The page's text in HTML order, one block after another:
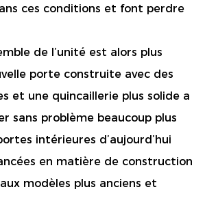
ces conditions et font perdre
de l’unité est alors plus
porte construite avec des
et une quincaillerie plus solide a
sans problème beaucoup plus
intérieures d’aujourd’hui
en matière de construction
modèles plus anciens et